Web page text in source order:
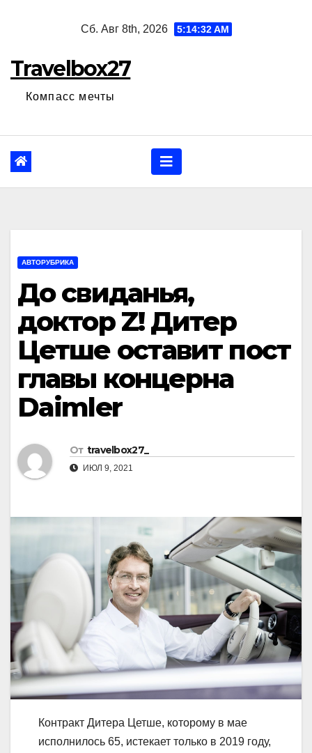
Сб. Авг 8th, 2026 5:14:33 AM
Travelbox27
Компасс мечты
АВТОРУБРИКА
До свиданья,
доктор Z! Дитер
Цетше оставит пост
главы концерна
Daimler
От travelbox27_
ИЮЛ 9, 2021
Контракт Дитера Цетше, которому в мае
исполнилось 65, истекает только в 2019 году,